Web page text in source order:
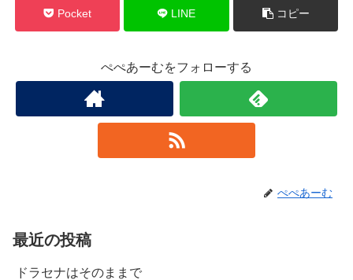
Pocket LINE コピー
ぺぺあーむをフォローする
ぺぺあーむ
最近の投稿
ドラセナはそのままで